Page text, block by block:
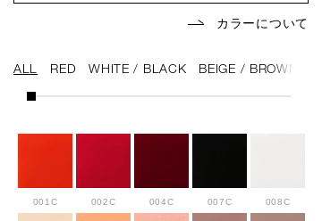
カラーについて
ALL RED WHITE / BLACK BEIGE / BROWN
001C 002C 004C 007C 008C